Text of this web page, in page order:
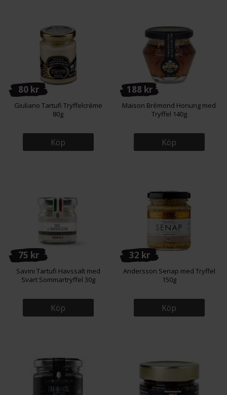
80 kr
Giuliano Tartufi Tryffelcréme
80g
Köp
188 kr
Maison Brémond Honung med
Tryffel 140g
Köp
75 kr
Savini Tartufi Havssalt med
Svart Sommartryffel 30g
Köp
32 kr
Andersson Senap med Tryffel
150g
Köp